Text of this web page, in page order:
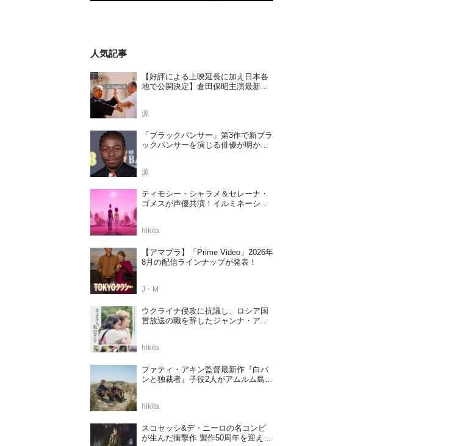
人気記事
【好評による上映延長に加え日本各
地で公開決定】倉田保昭主演最新作
源
「ブラックパンサー」第3作で新ブラ
ックパンサーを演じる俳優が明かさ
源
ティモシー・シャラメ＆セレーナ・
ゴメスが声優共演！イルミネーショ
定
hikita
【アマプラ】「Prime Video」2026年
8月の配信ラインナップが発表！
J・M
ウクライナ侵攻に抗議し、ロシア国
営放送の職を辞したジャンナ・アガ
決定
hikita
ファティ・アキン監督最新作『白パ
ンと独裁者』子役2人がアムルム島の
hikita
スコセッシ&デ・ニーロの名コンビ
が生んだ衝撃作 製作50周年を迎える